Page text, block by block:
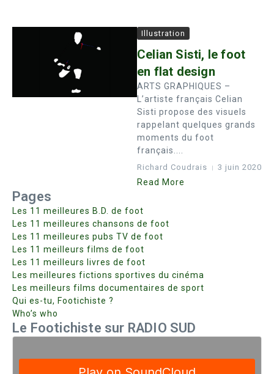
Illustration
Celian Sisti, le foot
en flat design
ARTS GRAPHIQUES –
L’artiste français Celian
Sisti propose des visuels
rappelant quelques grands
moments du foot
français....
Richard Coudrais 3 juin 2020
Read More
Pages
Les 11 meilleures B.D. de foot
Les 11 meilleures chansons de foot
Les 11 meilleures pubs TV de foot
Les 11 meilleurs films de foot
Les 11 meilleurs livres de foot
Les meilleures fictions sportives du cinéma
Les meilleurs films documentaires de sport
Qui es-tu, Footichiste ?
Who’s who
Le Footichiste sur RADIO SUD